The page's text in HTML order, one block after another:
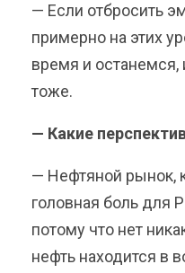
— Если отбросить
примерно на этих
время и останемся,
тоже.
— Какие
— Нефтяной рынок,
головная боль для
потому что нет
нефть находится в